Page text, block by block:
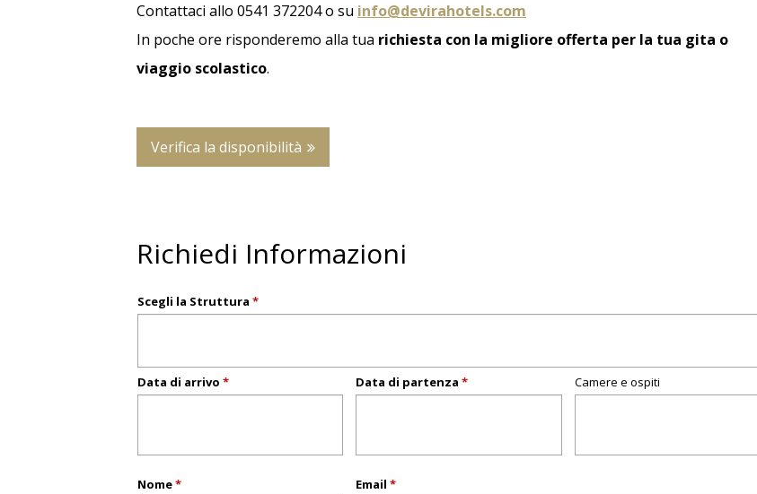
Contattaci allo 0541 372204 o su info@devirahotels.com
In poche ore risponderemo alla tua richiesta con la migliore offerta per la tua gita o
viaggio scolastico.
Verifica la disponibilità
Richiedi Informazioni
Scegli la Struttura *
Data di arrivo * Data di partenza* Camere e ospiti
Nome* Email*